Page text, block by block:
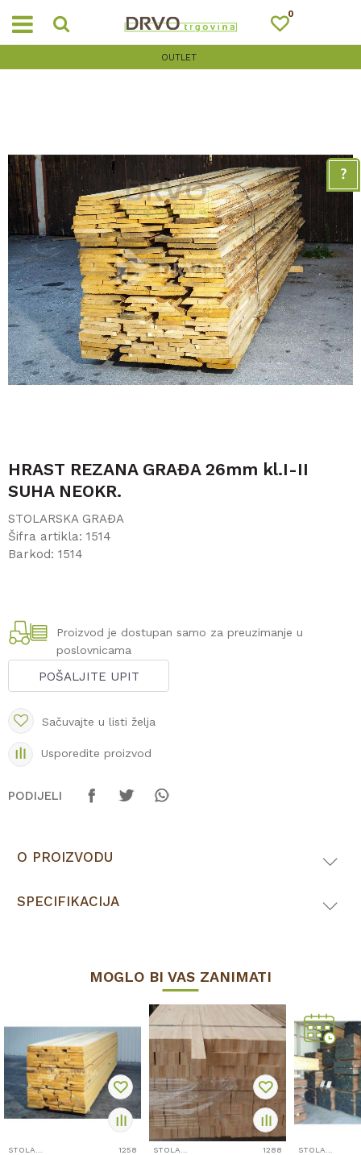
0
OUTLET
HRAST REZANA GRAĐA 26mm kl.I-II
SUHA NEOKR.
STOLARSKA GRAĐA
Šifra artikla: 1514
Barkod: 1514
Proizvod je dostupan samo za preuzimanje u
poslovnicama
POŠALJITE UPIT
Sačuvajte u listi želja
Usporedite proizvod
PODIJELI
O PROIZVODU
SPECIFIKACIJA
MOGLO BI VAS ZANIMATI
1258 1288